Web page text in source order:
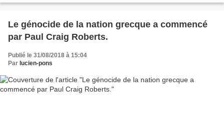
Le génocide de la nation grecque a commencé
par Paul Craig Roberts.
Publié le 31/08/2018 à 15:04
Par lucien-pons